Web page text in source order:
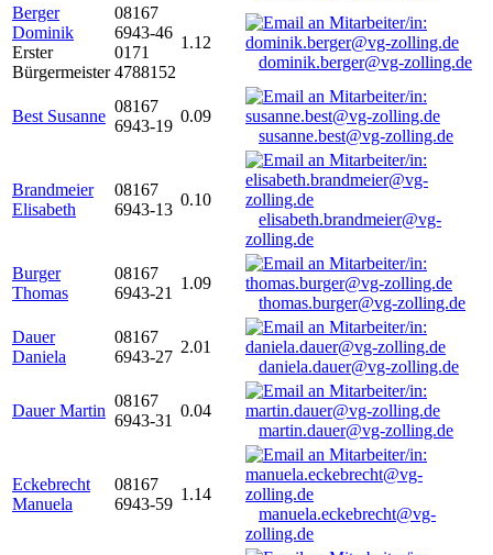
Berger
Dominik
Erster
Bürgermeister
08167
6943-46
0171
4788152
1.12
dominik.berger@vg-zolling.de
Best Susanne
08167
6943-19
0.09
susanne.best@vg-zolling.de
Brandmeier
Elisabeth
08167
6943-13
0.10
elisabeth.brandmeier@vg-
zolling.de
Burger
Thomas
08167
6943-21
1.09
thomas.burger@vg-zolling.de
Dauer
Daniela
08167
6943-27
2.01
daniela.dauer@vg-zolling.de
Dauer Martin
08167
6943-31
0.04
martin.dauer@vg-zolling.de
Eckebrecht
Manuela
08167
6943-59
1.14
manuela.eckebrecht@vg-
zolling.de